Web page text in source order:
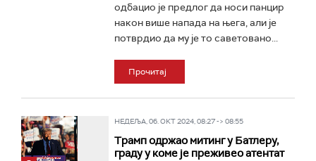
одбацио је предлог да носи панцир
након више напада на њега, али је
потврдио да му је то саветовано...
Прочитај
НЕДЕЉА, 06. ОКТ 2024, 08:27 -> 08:55
Трамп одржао митинг у Батлеру,
граду у коме је преживео атентат